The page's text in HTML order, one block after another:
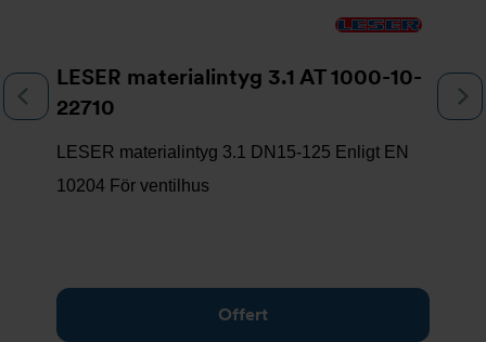
LESER materialintyg 3.1 AT 1000-10-
22710
LESER materialintyg 3.1 DN15-125 Enligt EN
10204 För ventilhus
Offert